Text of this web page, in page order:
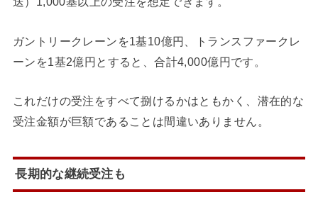
ガントリークレーンを1基10億円、トランスファークレ
ーンを1基2億円とすると、合計4,000億円です。
これだけの受注をすべて捌けるかはともかく、潜在的な
受注金額が巨額であることは間違いありません。
長期的な継続受注も